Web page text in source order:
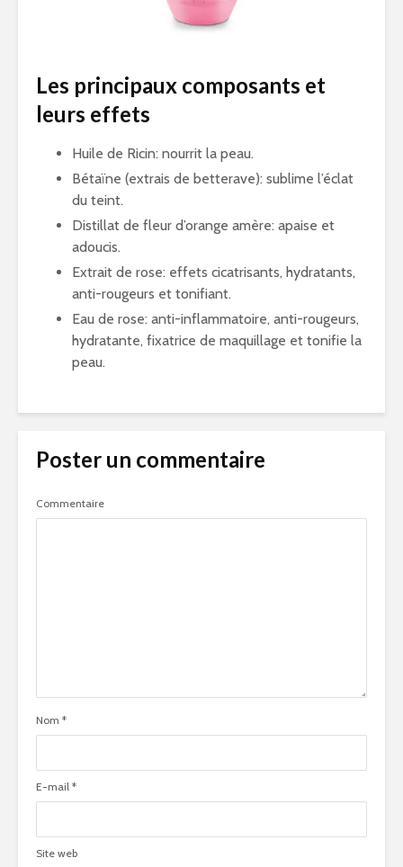
Les principaux composants et
leurs effets
Huile de Ricin: nourrit la peau.
Bétaïne (extrais de betterave): sublime l’éclat
du teint.
Distillat de fleur d’orange amère: apaise et
adoucis.
Extrait de rose: effets cicatrisants, hydratants,
anti-rougeurs et tonifiant.
Eau de rose: anti-inflammatoire, anti-rougeurs,
hydratante, fixatrice de maquillage et tonifie la
peau.
Poster un commentaire
Commentaire
Nom *
E-mail *
Site web